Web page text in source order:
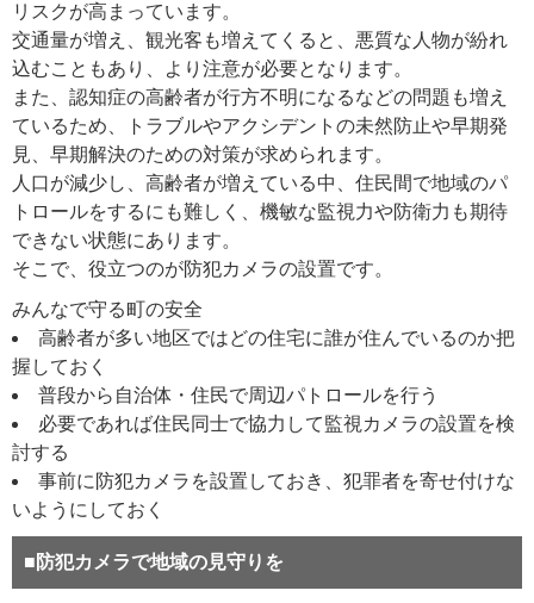
リスクが高まっています。
交通量が増え、観光客も増えてくると、悪質な人物が紛れ
込むこともあり、より注意が必要となります。
また、認知症の高齢者が行方不明になるなどの問題も増え
ているため、トラブルやアクシデントの未然防止や早期発
見、早期解決のための対策が求められます。
人口が減少し、高齢者が増えている中、住民間で地域のパ
トロールをするにも難しく、機敏な監視力や防衛力も期待
できない状態にあります。
そこで、役立つのが防犯カメラの設置です。
みんなで守る町の安全
高齢者が多い地区ではどの住宅に誰が住んでいるのか把
握しておく
普段から自治体・住民で周辺パトロールを行う
必要であれば住民同士で協力して監視カメラの設置を検
討する
事前に防犯カメラを設置しておき、犯罪者を寄せ付けな
いようにしておく
■防犯カメラで地域の見守りを